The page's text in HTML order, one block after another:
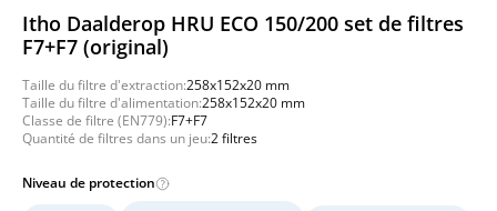
Itho Daalderop HRU ECO 150/200 set de filtres
F7+F7 (original)
Taille du filtre d'extraction:258x152x20 mm
Taille du filtre d'alimentation:258x152x20 mm
Classe de filtre (EN779):F7+F7
Quantité de filtres dans un jeu:2 filtres
Niveau de protection